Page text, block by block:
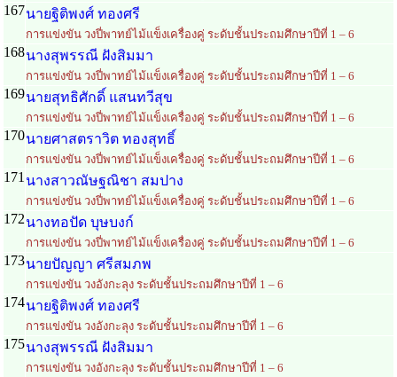
167นายฐิติพงศ์ ทองศรี
การแข่งขัน วงปี่พาทย์ไม้แข็งเครื่องคู่ ระดับชั้นประถมศึกษาปีที่ 1 – 6
168นางสุพรรณี ฝังสิมมา
การแข่งขัน วงปี่พาทย์ไม้แข็งเครื่องคู่ ระดับชั้นประถมศึกษาปีที่ 1 – 6
169นายสุทธิศักดิ์ แสนทวีสุข
การแข่งขัน วงปี่พาทย์ไม้แข็งเครื่องคู่ ระดับชั้นประถมศึกษาปีที่ 1 – 6
170นายศาสตราวิต ทองสุทธิ์
การแข่งขัน วงปี่พาทย์ไม้แข็งเครื่องคู่ ระดับชั้นประถมศึกษาปีที่ 1 – 6
171 นางสาวณัษฐณิชา สมปาง
การแข่งขัน วงปี่พาทย์ไม้แข็งเครื่องคู่ ระดับชั้นประถมศึกษาปีที่ 1 – 6
172นางทอปัด บุษบงก์
การแข่งขัน วงปี่พาทย์ไม้แข็งเครื่องคู่ ระดับชั้นประถมศึกษาปีที่ 1 – 6
173นายปัญญา ศรีสมภพ
การแข่งขัน วงอังกะลุง ระดับชั้นประถมศึกษาปีที่ 1 – 6
174นายฐิติพงศ์ ทองศรี
การแข่งขัน วงอังกะลุง ระดับชั้นประถมศึกษาปีที่ 1 – 6
175นางสุพรรณี ฝังสิมมา
การแข่งขัน วงอังกะลุง ระดับชั้นประถมศึกษาปีที่ 1 – 6